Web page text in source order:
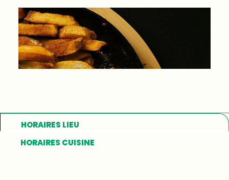
HORAIRES LIEU
HORAIRES CUISINE